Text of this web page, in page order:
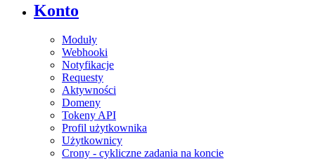
Konto
Moduły
Webhooki
Notyfikacje
Requesty
Aktywności
Domeny
Tokeny API
Profil użytkownika
Użytkownicy
Crony - cykliczne zadania na koncie